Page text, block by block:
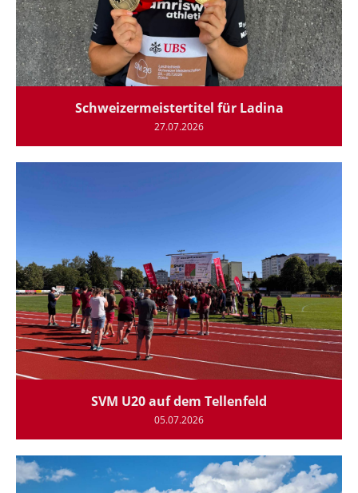
Schweizermeistertitel für Ladina
27.07.2026
SVM U20 auf dem Tellenfeld
05.07.2026